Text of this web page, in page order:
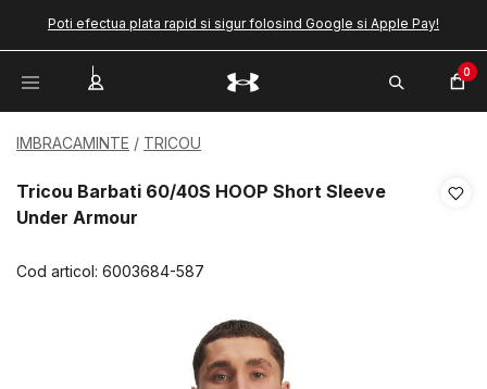
Poti efectua plata rapid si sigur folosind Google si Apple Pay!
0
IMBRACAMINTE TRICOU
Tricou Barbati 60/40S HOOP Short Sleeve
Under Armour
Cod articol: 6003684-587